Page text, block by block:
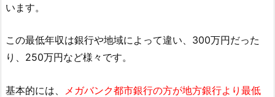
います。
この最低年収は銀行や地域によって違い、300万円だった
り、250万円など様々です。
基本的には、
メガバンク都市銀行の方が地方銀行より最低